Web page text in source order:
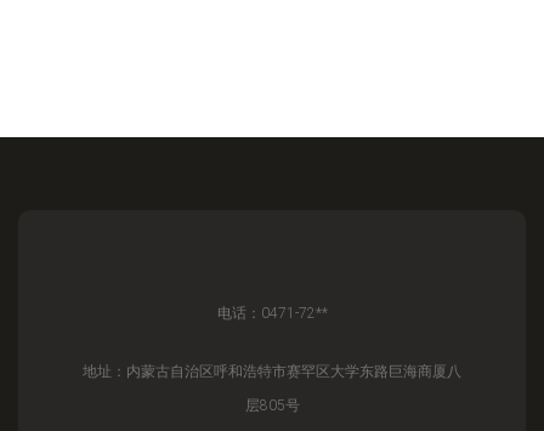
电话：0471-72**
地址：内蒙古自治区呼和浩特市赛罕区大学东路巨海商厦八
层805号